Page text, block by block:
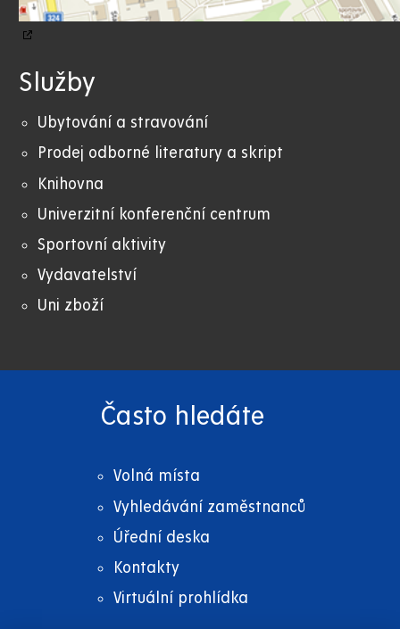
Služby
Ubytování a stravování
Prodej odborné literatury a skript
Knihovna
Univerzitní konferenční centrum
Sportovní aktivity
Vydavatelství
Uni zboží
Často hledáte
Volná místa
Vyhledávání zaměstnanců
Úřední deska
Kontakty
Virtuální prohlídka